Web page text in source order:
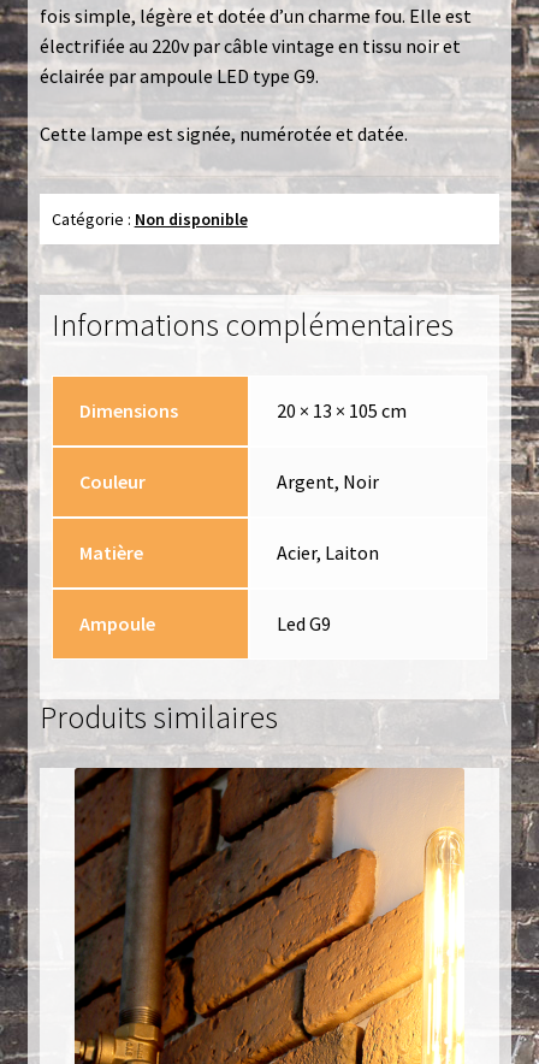
Politique de confidentialité
Toutes les lampes
fois simple, légère et dotée d’un charme fou. Elle est
électrifiée au 220v par câble vintage en tissu noir et
éclairée par ampoule LED type G9.
Cette lampe est signée, numérotée et datée.
Catégorie : Non disponible
Informations complémentaires
Dimensions 20 × 13 × 105 cm
Couleur Argent, Noir
Matière Acier, Laiton
Ampoule Led G9
Produits similaires